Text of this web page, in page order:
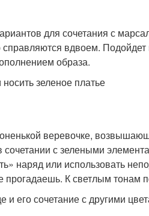
для сочетания с
вдвоем. Подойдет
образа.
зеленое платье
веревочке,
с зелеными
наряд или использовать
К светлым тонам
его сочетание с другими